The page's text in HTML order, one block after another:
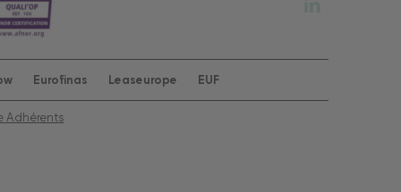
Eurofinas Leaseurope EUF
Adhérents